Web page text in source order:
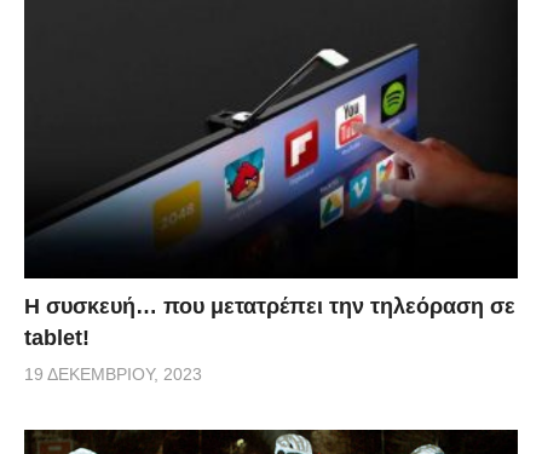
Η συσκευή… που μετατρέπει την τηλεόραση σε
tablet!
19 ΔΕΚΕΜΒΡΊΟΥ, 2023